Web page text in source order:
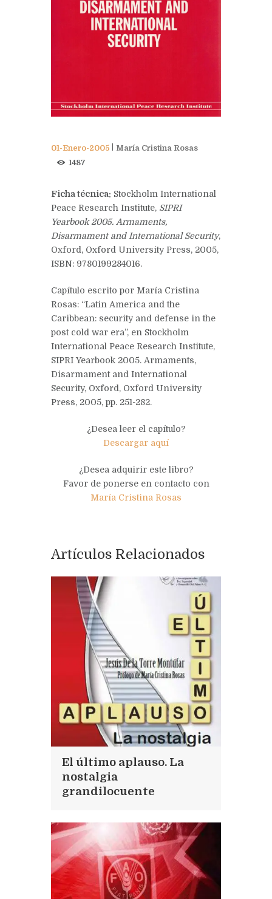
01-Enero-2005
María Cristina Rosas
1487
Ficha técnica: Stockholm International
Peace Research Institute, SIPRI
Yearbook 2005. Armaments,
Disarmament and International Security,
Oxford, Oxford University Press, 2005,
ISBN: 9780199284016.
Capítulo escrito por María Cristina
Rosas: “Latin America and the
Caribbean: security and defense in the
post cold war era”, en Stockholm
International Peace Research Institute,
SIPRI Yearbook 2005. Armaments,
Disarmament and International
Security, Oxford, Oxford University
Press, 2005, pp. 251-282.
¿Desea leer el capítulo?
Descargar aquí
¿Desea adquirir este libro?
Favor de ponerse en contacto con
María Cristina Rosas
Artículos Relacionados
El último aplauso. La
nostalgia
grandilocuente